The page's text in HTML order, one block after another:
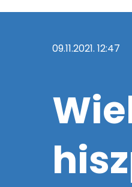
09.11.2021. 12:47